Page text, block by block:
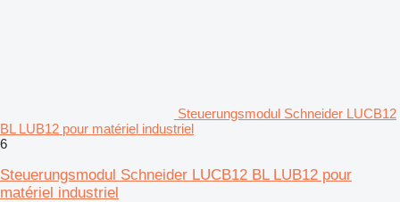
Steuerungsmodul Schneider LUCB12
BL LUB12 pour matériel industriel
6
Steuerungsmodul Schneider LUCB12 BL LUB12 pour
matériel industriel